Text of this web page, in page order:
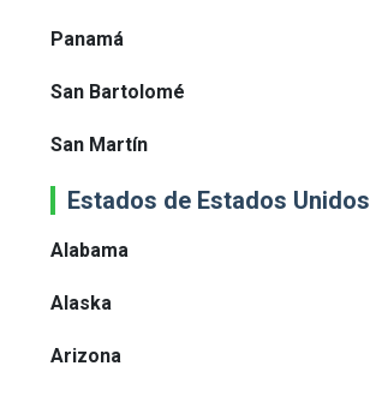
Panamá
San Bartolomé
San Martín
Estados de Estados Unidos
Alabama
Alaska
Arizona